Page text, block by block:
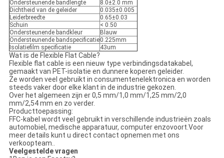
Ondersteunende bandlengte
8.0±2.0 mm
Dichtheid van de geleider
0.035±0.005
Leiderbreedte
0.65±0.03
Schuin
< 0.50
Ondersteunende bandkleur
Blauw
Ondersteunende bandspecificatie0.225mm
Isolatiefilm specificatie
43um
Wat is de Flexible Flat Cable?
Flexible flat cable is een nieuw type verbindingsdatakabel,
gemaakt van PET-isolatie en dunnere koperen geleider.
Ze worden veel gebruikt in consumentenelektronica en worden
steeds vaker door elke klant in de industrie gekozen.
Over het algemeen zijn er 0,5 mm/1,0 mm/1,25 mm/2,0
mm/2,54 mm en zo verder.
Producttoepassing:
FFC-kabel wordt veel gebruikt in verschillende industrieën zoals
automobiel, medische apparatuur, computer enzovoort.Voor
meer details kunt u direct contact opnemen met ons
verkoopteam..
Veelgestelde vragen